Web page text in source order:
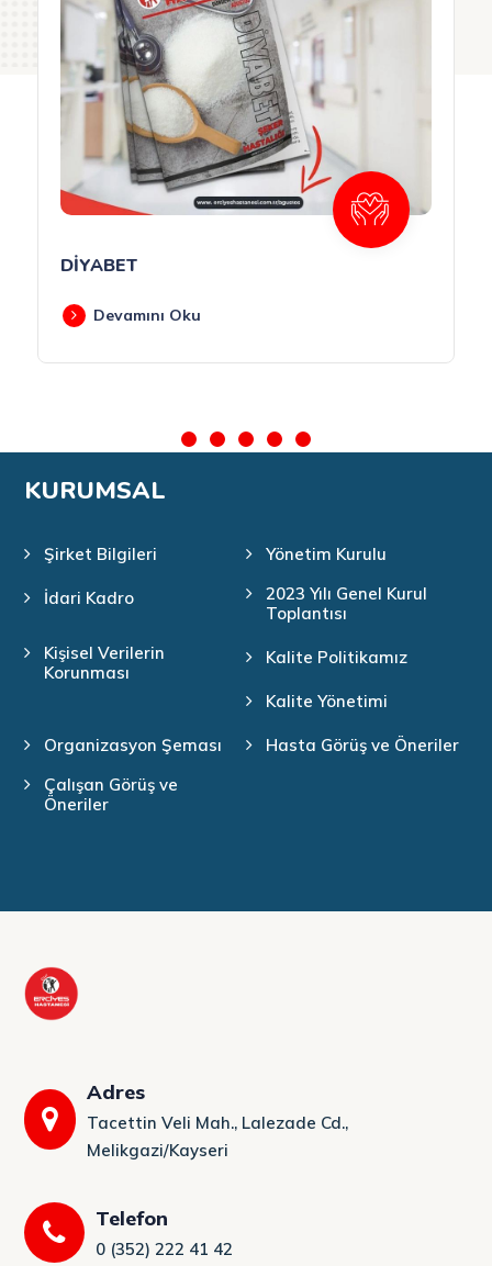
MEME KANSERİ
Devamını Oku
KURUMSAL
Şirket Bilgileri Yönetim Kurulu
İdari Kadro
2023 Yılı Genel Kurul
Toplantısı
Kişisel Verilerin
Korunması
Kalite Politikamız
Kalite Yönetimi
Organizasyon Şeması
Hasta Görüş ve Öneriler
Çalışan Görüş ve
Öneriler
Adres
Tacettin Veli Mah., Lalezade Cd.,
Melikgazi/Kayseri
Telefon
0 (352) 222 41 42